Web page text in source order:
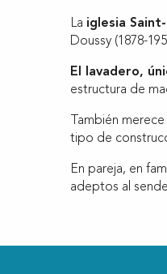
La iglesia
Doussy (1878-
El lavadero,
estructura de
También
tipo de
En pareja, en
adeptos al